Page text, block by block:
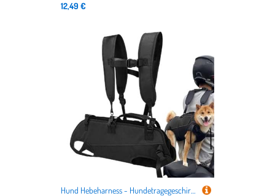
12,49 €
Hund Hebeharness - Hundetragegeschirr | Stützgeschirrsätze für Hinterbeine | multifunktionale Reiseprodukte zum Wandern, Reisen, Radfahren, Motorrad